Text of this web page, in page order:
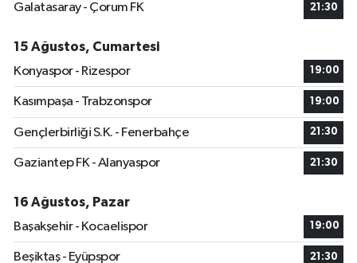
Galatasaray - Çorum FK
21:30
15 Ağustos, Cumartesi
Konyaspor - Rizespor
19:00
Kasımpaşa - Trabzonspor 19:00
Gençlerbirliği S.K. - Fenerbahçe 21:30
Gaziantep FK - Alanyaspor 21:30
16 Ağustos, Pazar
Başakşehir - Kocaelispor
19:00
Beşiktaş - Eyüpspor 21:30